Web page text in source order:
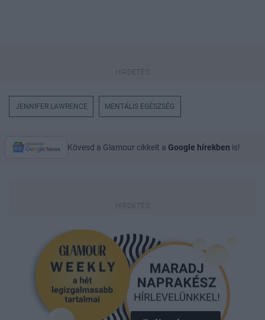
JENNIFER LAWRENCE MENTÁLIS EGÉSZSÉG
Kövesd a Glamour cikkeit a Google hírekben is!